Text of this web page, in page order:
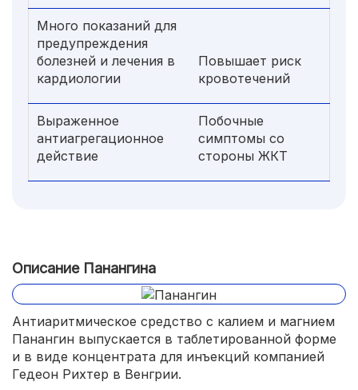
Много показаний для
предупреждения
болезней и лечения в
кардиологии
Повышает риск
кровотечений
Выраженное
антиагрегационное
действие
Побочные
симптомы со
стороны ЖКТ
Описание Панангина
Антиаритмическое средство с калием и магнием
Панангин выпускается в таблетированной форме
и в виде концентрата для инъекций компанией
Гедеон Рихтер в Венгрии.